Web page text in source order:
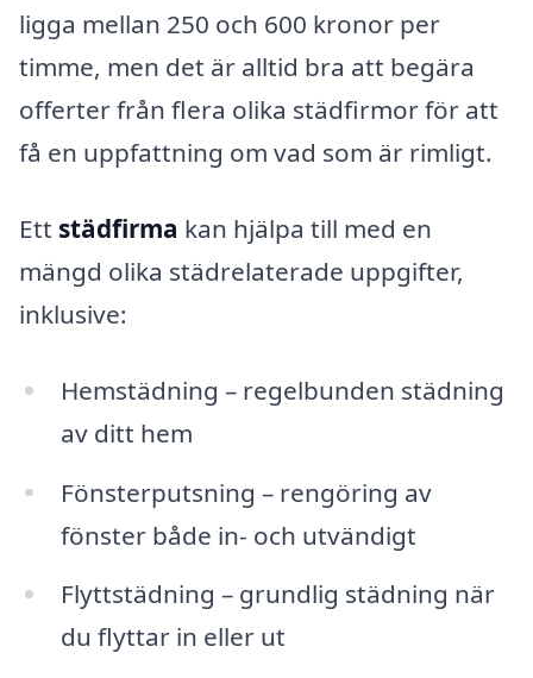
ligga mellan 250 och 600 kronor per
timme, men det är alltid bra att begära
offerter från flera olika städfirmor för att
få en uppfattning om vad som är rimligt.
Ett städfirma kan hjälpa till med en
mängd olika städrelaterade uppgifter,
inklusive:
Hemstädning – regelbunden städning
av ditt hem
Fönsterputsning – rengöring av
fönster både in- och utvändigt
Flyttstädning – grundlig städning när
du flyttar in eller ut